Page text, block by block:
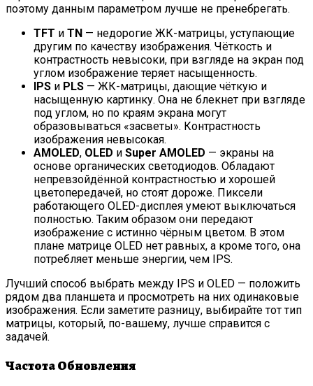
поэтому данным параметром лучше не пренебрегать.
TFT и TN — недорогие ЖК-матрицы, уступающие
другим по качеству изображения. Чёткость и
контрастность невысоки, при взгляде на экран под
углом изображение теряет насыщенность.
IPS и PLS — ЖК-матрицы, дающие чёткую и
насыщенную картинку. Она не блекнет при взгляде
под углом, но по краям экрана могут
образовываться «засветы». Контрастность
изображения невысокая.
AMOLED, OLED и Super AMOLED — экраны на
основе органических светодиодов. Обладают
непревзойдённой контрастностью и хорошей
цветопередачей, но стоят дороже. Пиксели
работающего OLED-дисплея умеют выключаться
полностью. Таким образом они передают
изображение с истинно чёрным цветом. В этом
плане матрице OLED нет равных, а кроме того, она
потребляет меньше энергии, чем IPS.
Лучший способ выбрать между IPS и OLED — положить
рядом два планшета и просмотреть на них одинаковые
изображения. Если заметите разницу, выбирайте тот тип
матрицы, который, по-вашему, лучше справится с
задачей.
Частота Обновления